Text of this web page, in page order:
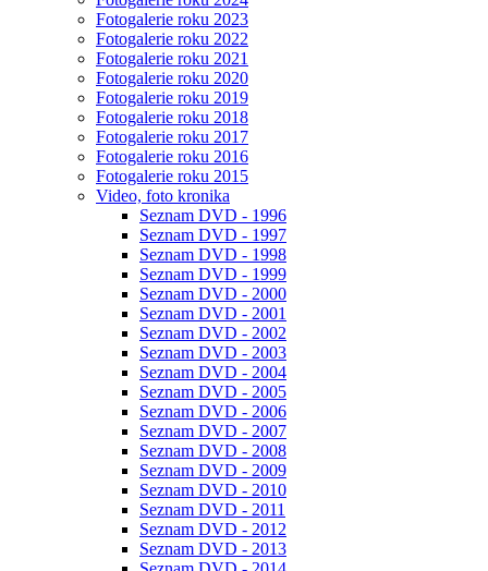
Fotogalerie roku 2023
Fotogalerie roku 2022
Fotogalerie roku 2021
Fotogalerie roku 2020
Fotogalerie roku 2019
Fotogalerie roku 2018
Fotogalerie roku 2017
Fotogalerie roku 2016
Fotogalerie roku 2015
Video, foto kronika
Seznam DVD - 1996
Seznam DVD - 1997
Seznam DVD - 1998
Seznam DVD - 1999
Seznam DVD - 2000
Seznam DVD - 2001
Seznam DVD - 2002
Seznam DVD - 2003
Seznam DVD - 2004
Seznam DVD - 2005
Seznam DVD - 2006
Seznam DVD - 2007
Seznam DVD - 2008
Seznam DVD - 2009
Seznam DVD - 2010
Seznam DVD - 2011
Seznam DVD - 2012
Seznam DVD - 2013